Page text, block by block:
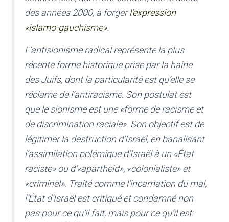
des années 2000, à forgerl’expression
«islamo-gauchisme».
L’antisionisme radical représente la plus
récente forme historique prise par la haine
des Juifs, dont la particularité est qu’elle se
réclame de l’antiracisme. Son postulat est
que le sionisme est une «forme de racisme et
de discrimination raciale». Son objectif est de
légitimer la destruction d’Israël, en banalisant
l’assimilation polémique d’Israël à un «État
raciste» ou d’«apartheid», «colonialiste» et
«criminel». Traité comme l’incarnation du mal,
l’État d’Israël est critiqué et condamné non
pas pour ce qu’il fait, mais pour ce qu’il est: